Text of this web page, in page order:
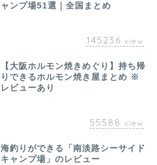
ャンプ場51選｜全国まとめ
145236 view
【大阪ホルモン焼きめぐり】持ち帰
りできるホルモン焼き屋まとめ ※
レビューあり
55588 view
海釣りができる「南淡路シーサイド
キャンプ場」のレビュー